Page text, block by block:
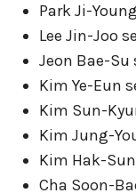
Park Ji-
Lee Jin-Joo
Jeon Bae-Su
Kim Ye-Eun
Kim Sun-
Kim Jung-
Kim Hak-
Cha Soon-